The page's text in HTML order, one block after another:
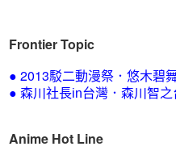
Frontier Topic
● 2013駁二動漫祭．悠木碧
● 森川社長in台灣．森川智之
Anime Hot Line